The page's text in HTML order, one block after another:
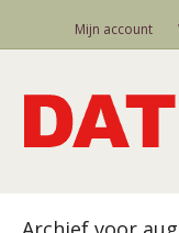
Mijn account